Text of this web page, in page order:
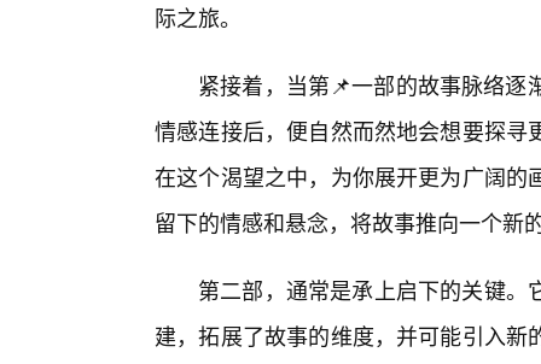
际之旅。
紧接着，当第📌一部的故事脉络
情感连接后，便自然而然地会想要探
在这个渴望之中，为你展开更为广阔
留下的情感和悬念，将故事推向一个新
第二部，通常是承上启下的关键
建，拓展了故事的维度，并可能引入